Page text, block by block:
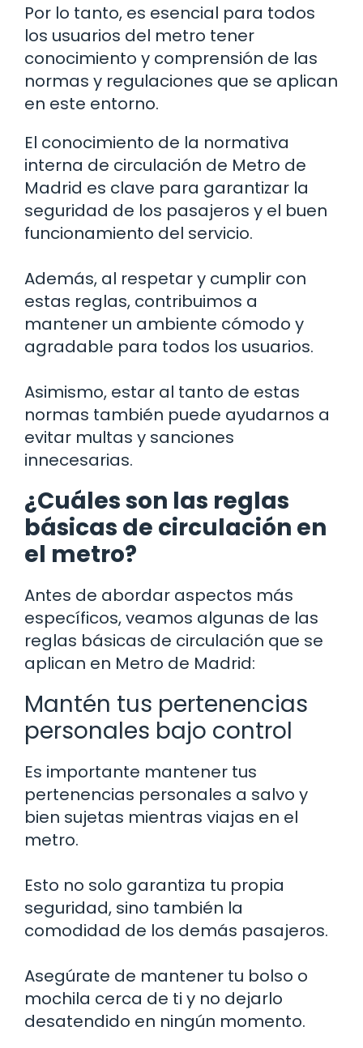
Por lo tanto, es esencial para todos
los usuarios del metro tener
conocimiento y comprensión de las
normas y regulaciones que se aplican
en este entorno.
El conocimiento de la normativa
interna de circulación de Metro de
Madrid es clave para garantizar la
seguridad de los pasajeros y el buen
funcionamiento del servicio.
Además, al respetar y cumplir con
estas reglas, contribuimos a
mantener un ambiente cómodo y
agradable para todos los usuarios.
Asimismo, estar al tanto de estas
normas también puede ayudarnos a
evitar multas y sanciones
innecesarias.
¿Cuáles son las reglas
básicas de circulación en
el metro?
Antes de abordar aspectos más
específicos, veamos algunas de las
reglas básicas de circulación que se
aplican en Metro de Madrid:
Mantén tus pertenencias
personales bajo control
Es importante mantener tus
pertenencias personales a salvo y
bien sujetas mientras viajas en el
metro.
Esto no solo garantiza tu propia
seguridad, sino también la
comodidad de los demás pasajeros.
Asegúrate de mantener tu bolso o
mochila cerca de ti y no dejarlo
desatendido en ningún momento.